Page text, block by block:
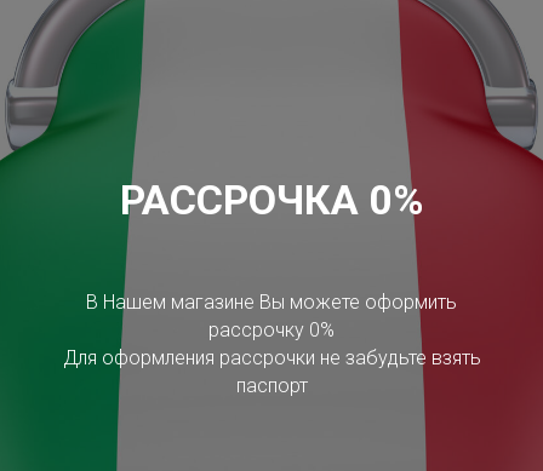
РАССРОЧКА 0%
В Нашем магазине Вы можете оформить
рассрочку 0%
Для оформления рассрочки не забудьте взять
паспорт